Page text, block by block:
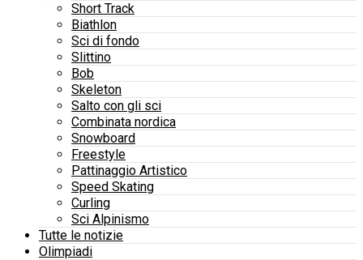
Short Track
Biathlon
Sci di fondo
Slittino
Bob
Skeleton
Salto con gli sci
Combinata nordica
Snowboard
Freestyle
Pattinaggio Artistico
Speed Skating
Curling
Sci Alpinismo
Tutte le notizie
Olimpiadi